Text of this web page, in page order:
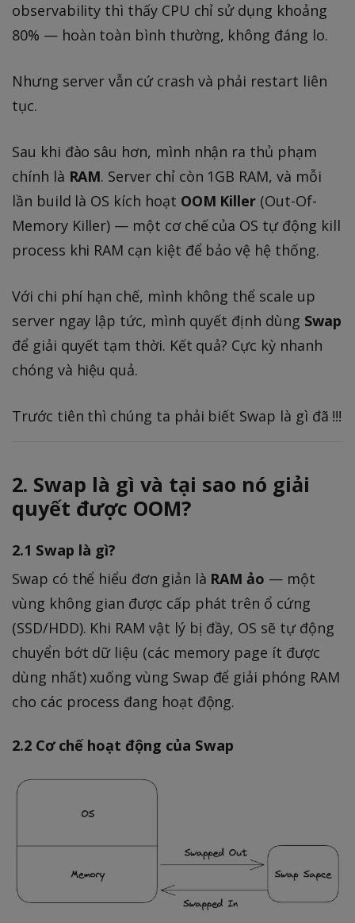
observability thì thấy CPU chỉ sử dụng khoảng
80% — hoàn toàn bình thường, không đáng lo.
Nhưng server vẫn cứ crash và phải restart liên
tục.
Sau khi đào sâu hơn, mình nhận ra thủ phạm
chính là RAM. Server chỉ còn 1GB RAM, và mỗi
lần build là OS kích hoạt OOM Killer (Out-Of-
Memory Killer) — một cơ chế của OS tự động kill
process khi RAM cạn kiệt để bảo vệ hệ thống.
Với chi phí hạn chế, mình không thể scale up
server ngay lập tức, mình quyết định dùng Swap
để giải quyết tạm thời. Kết quả? Cực kỳ nhanh
chóng và hiệu quả.
Trước tiên thì chúng ta phải biết Swap là gì đã !!!
2. Swap là gì và tại sao nó giải
quyết được OOM?
2.1 Swap là gì?
Swap có thể hiểu đơn giản là RAM ảo — một
vùng không gian được cấp phát trên ổ cứng
(SSD/HDD). Khi RAM vật lý bị đầy, OS sẽ tự động
chuyển bớt dữ liệu (các memory page ít được
dùng nhất) xuống vùng Swap để giải phóng RAM
cho các process đang hoạt động.
2.2 Cơ chế hoạt động của Swap